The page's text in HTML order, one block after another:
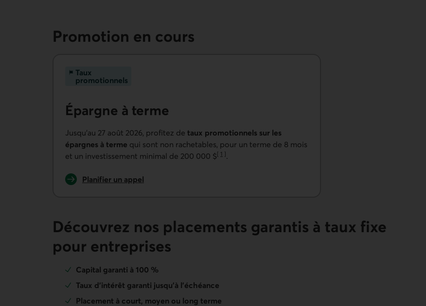
Promotion en cours
Taux
promotionnels
Épargne à terme
Jusqu’au 27 août 2026, profitez de taux promotionnels sur les
épargnes à terme qui sont non rachetables, pour un terme de 8 mois
et un investissement minimal de 200 000 $[ 1 ]
Aller à la note
.
Planifier un appel
Découvrez nos placements garantis à taux fixe
pour entreprises
Capital garanti à 100 %
Taux d’intérêt garanti jusqu’à l’échéance
Placement à court, moyen ou long terme